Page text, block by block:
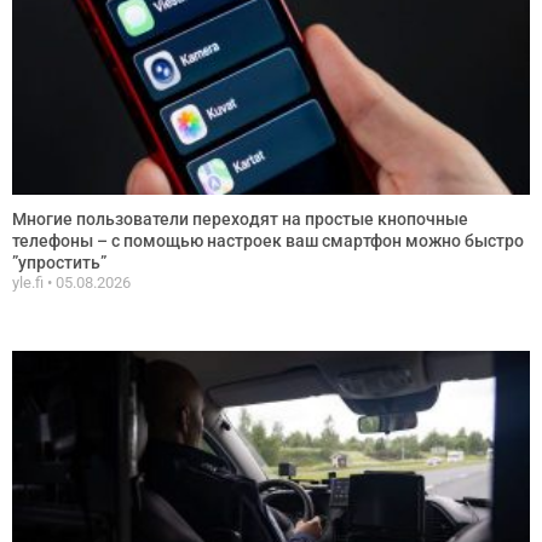
Многие пользователи переходят на простые кнопочные
телефоны – с помощью настроек ваш смартфон можно быстро
”упростить”
yle.fi 05.08.2026